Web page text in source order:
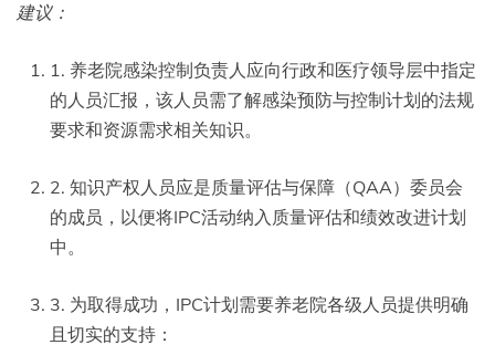
建议：
1. 养老院感染控制负责人应向行政和医疗领导层中指定
的人员汇报，该人员需了解感染预防与控制计划的法规
要求和资源需求相关知识。
2. 知识产权人员应是质量评估与保障（QAA）委员会
的成员，以便将IPC活动纳入质量评估和绩效改进计划
中。
3. 为取得成功，IPC计划需要养老院各级人员提供明确
且切实的支持：